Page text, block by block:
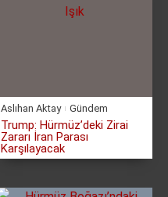
Aslıhan Aktay Gündem
Trump: Hürmüz’deki Zirai
Zararı İran Parası
Karşılayacak